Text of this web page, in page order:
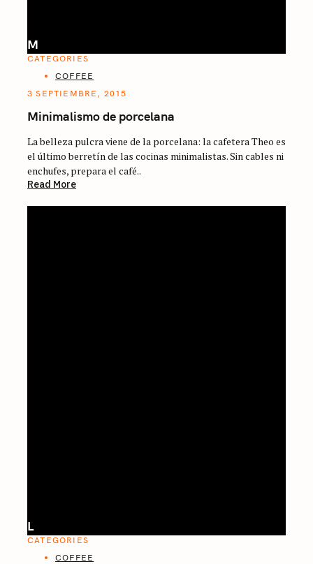
M
CATEGORIES
COFFEE
3 SEPTIEMBRE, 2015
Minimalismo de porcelana
La belleza pulcra viene de la porcelana: la cafetera Theo es
el último berretín de las cocinas minimalistas. Sin cables ni
enchufes, prepara el café..
Read More
L
CATEGORIES
COFFEE